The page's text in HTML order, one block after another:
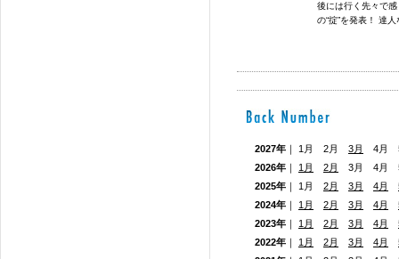
後には行く先々で
の“掟”を発表！ 達
2027年 ｜ 1月 2月 3月
4月
2026年 ｜ 1月 2月
3月 4月
2025年 ｜ 1月 2月 3月 4月
2024年 ｜ 1月 2月 3月 4月
2023年 ｜ 1月 2月 3月 4月
2022年 ｜ 1月 2月 3月 4月